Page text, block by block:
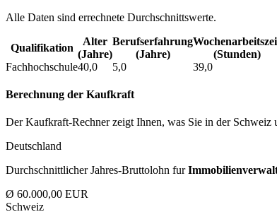
Alle Daten sind errechnete Durchschnittswerte.
Qualifikation
Alter
(Jahre)
Berufs­erfahrung
(Jahre)
(Stunden)
Fachhochschule40,0 5,0 39,0
Berechnung der Kaufkraft
Der Kaufkraft-Rechner zeigt Ihnen, was Sie in der Schweiz
Deutschland
Durchschnittlicher Jahres-Bruttolohn fur
Ø 60.000,00 EUR
Schweiz